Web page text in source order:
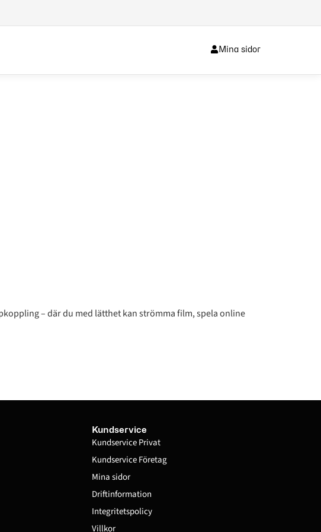
Mina sidor
– där du med lätthet kan strömma film, spela online
Kundservice
Kundservice Privat
Kundservice Företag
Mina sidor
Driftinformation
Integritetspolicy
Villkor